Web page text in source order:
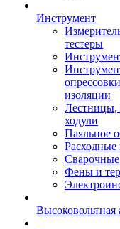
Инструмент
тестеры
изоляции
Лестницы,
ходули
Паяльное
Расходные
Фены и
Высоковольтная